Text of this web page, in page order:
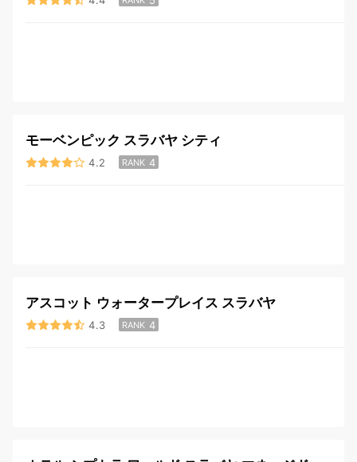
モーベンピック スラバヤ シティ
4.2 RANK 4
アスコット ウォータープレイス スラバヤ
4.3 RANK 4